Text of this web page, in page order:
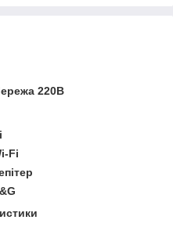
220В
Fi